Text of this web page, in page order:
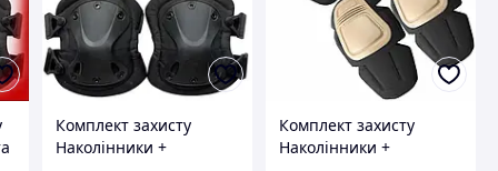
Комплект захисту
Наколінники +
Комплект захисту
Наколінники +